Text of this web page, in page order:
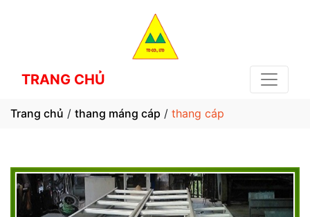
TRANG CHỦ
Trang chủ / thang máng cáp / thang cáp